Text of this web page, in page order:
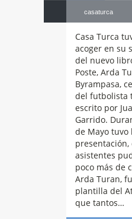
casaturca
Casa Turca
acoger en su
del nuevo
Poste, Arda
Byrampasa,
del futbolista
escrito por
Garrido.
de Mayo tuvo
presentación,
asistentes
poco más de
Arda Turan,
plantilla del
que tantos…